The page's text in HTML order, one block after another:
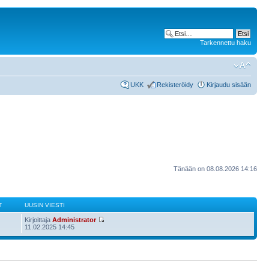
Tarkennettu haku
UKK Rekisteröidy Kirjaudu sisään
Tänään on 08.08.2026 14:16
UUSIN VIESTI
KirjoittajaAdministrator
11.02.2025 14:45